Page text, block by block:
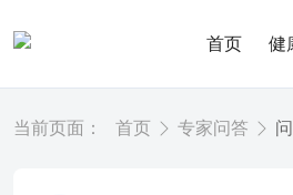
首页 健
当前页面： 首页 专家问答